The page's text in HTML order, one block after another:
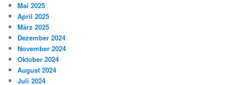
Mai 2025
April 2025
März 2025
Dezember 2024
November 2024
Oktober 2024
August 2024
Juli 2024